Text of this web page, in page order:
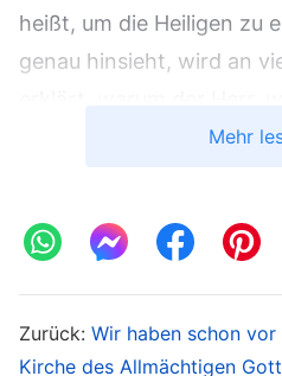
heißt, um die Heiligen zu
genau hinsieht, wird an
Tagen kommt, das Werk
des Gerichts zu
Bibel öfter als alles
Stellen und viele
Gottes Fleisch das Werk
Mehr
Zurück: Wir haben schon
Kirche des Allmächtigen